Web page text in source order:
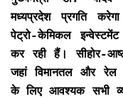
मध्यप्रदेश प्रगति
पेट्रो-केमिकल
कर रही हैं। सीहोर-
जहां विमानतल और रेल
के लिए आवश्यक सभी